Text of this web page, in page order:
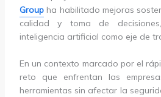
Groupha habilitado mejoras
calidad y toma de
inteligencia artificial como eje de
En un contexto marcado por el
reto que enfrentan las
herramientas sin afectar la